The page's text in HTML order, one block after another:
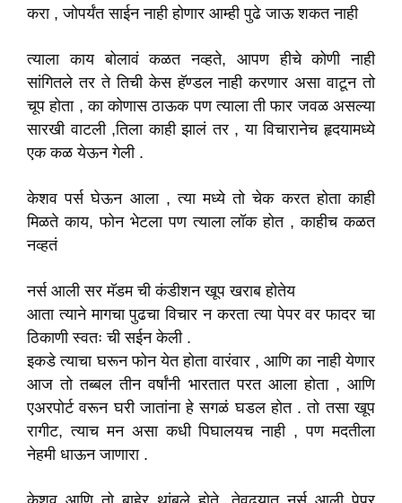
करा , जोपर्यंत साईन नाही होणार आम्ही पुढे जाऊ शकत नाही
त्याला काय बोलावं कळत नव्हते, आपण हीचे कोणी नाही
सांगितले तर ते तिची केस हॅण्डल नाही करणार असा वाटून तो
चूप होता , का कोणास ठाऊक पण त्याला ती फार जवळ असल्या
सारखी वाटली ,तिला काही झालं तर , या विचारानेच हृदयामध्ये
एक कळ येऊन गेली .
केशव पर्स घेऊन आला , त्या मध्ये तो चेक करत होता काही
मिळते काय, फोन भेटला पण त्याला लॉक होत , काहीच कळत
नव्हतं
नर्स आली सर मॅडम ची कंडीशन खूप खराब होतेय
आता त्याने मागचा पुढचा विचार न करता त्या पेपर वर फादर चा
ठिकाणी स्वतः ची सईन केली .
इकडे त्याचा घरून फोन येत होता वारंवार , आणि का नाही येणार
आज तो तब्बल तीन वर्षांनी भारतात परत आला होता , आणि
एअरपोर्ट वरून घरी जातांना हे सगळं घडल होत . तो तसा खूप
रागीट, त्याच मन असा कधी पिघालयच नाही , पण मदतीला
नेहमी धाऊन जाणारा .